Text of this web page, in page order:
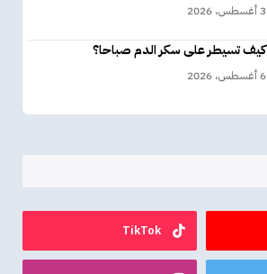
3 أغسطس، 2026
كيف تسيطر على سكر الدم صباحا؟
6 أغسطس، 2026
TikTok